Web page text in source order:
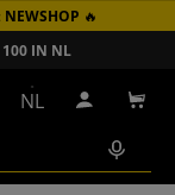
NEWSHOP 🔥
100 IN NL
NL Inloggen